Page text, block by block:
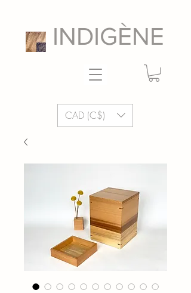
INDIGÈNE
CAD (C$)